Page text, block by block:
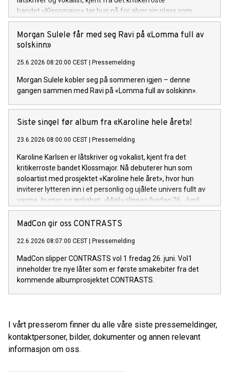
bandet «Klossmajor» tar hun nå for alvor sin plass som
soloartist. Lytteren inviteres inn i et personlig og ujålete
univers fullt av varme, humor og ærlighet.
Morgan Sulele får med seg Ravi på «Lomma full av
solskinn»
25.6.2026 08:20:00 CEST Pressemelding
Morgan Sulele kobler seg på sommeren igjen – denne
gangen sammen med Ravi på «Lomma full av solskinn».
Siste singel før album fra «Karoline hele året»!
23.6.2026 08:00:00 CEST Pressemelding
Karoline Karlsen er låtskriver og vokalist, kjent fra det
kritikerroste bandet Klossmajor. Nå debuterer hun som
soloartist med prosjektet «Karoline hele året», hvor hun
inviterer lytteren inn i et personlig og ujålete univers fullt av
varme, humor og ærlighet. «Mail» slippes fredag 26. Juni!
MadCon gir oss CONTRASTS
22.6.2026 08:07:00 CEST Pressemelding
MadCon slipper CONTRASTS vol 1 fredag 26. juni. Vol1
inneholder tre nye låter som er første smakebiter fra det
kommende albumprosjektet CONTRASTS.
I vårt presserom finner du alle våre siste pressemeldinger,
kontaktpersoner, bilder, dokumenter og annen relevant
informasjon om oss.